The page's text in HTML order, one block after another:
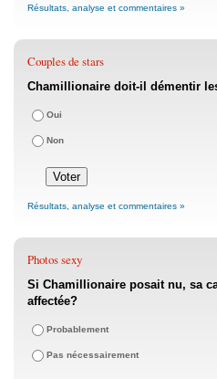
Résultats, analyse et commentaires »
Couples de stars
Chamillionaire doit-il démentir
Oui
Non
Résultats, analyse et commentaires »
Photos sexy
Si Chamillionaire posait nu, sa
affectée?
Probablement
Pas nécessairement